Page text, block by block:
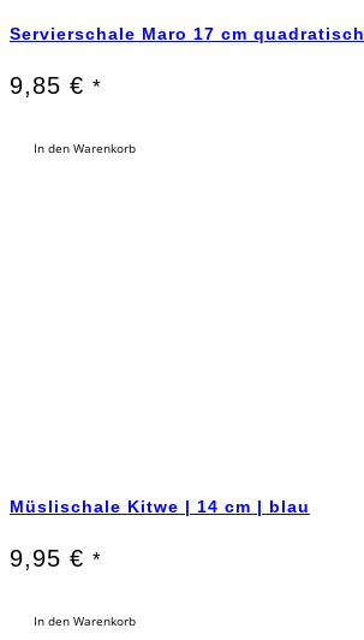
Servierschale Maro 17 cm quadratisch
9,85 € *
In den Warenkorb
Müslischale Kitwe | 14 cm | blau
9,95 € *
In den Warenkorb